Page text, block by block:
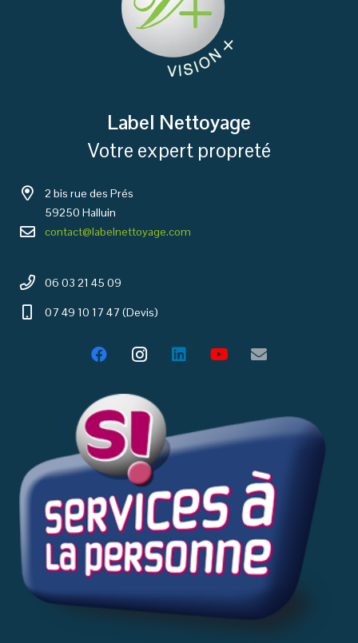
Label Nettoyage
Votre expert propreté
2 bis rue des Prés
59250 Halluin
contact@labelnettoyage.com
06 03 21 45 09
07 49 10 17 47 (Devis)